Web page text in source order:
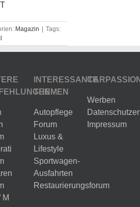
Magazin
Tags:
M
INTERESSANTE
THEMEN
Autopflege
Forum
Luxus &
Lifestyle
Sportwagen-
Ausfahrten
Restaurierungsforum
Werben
Impressum